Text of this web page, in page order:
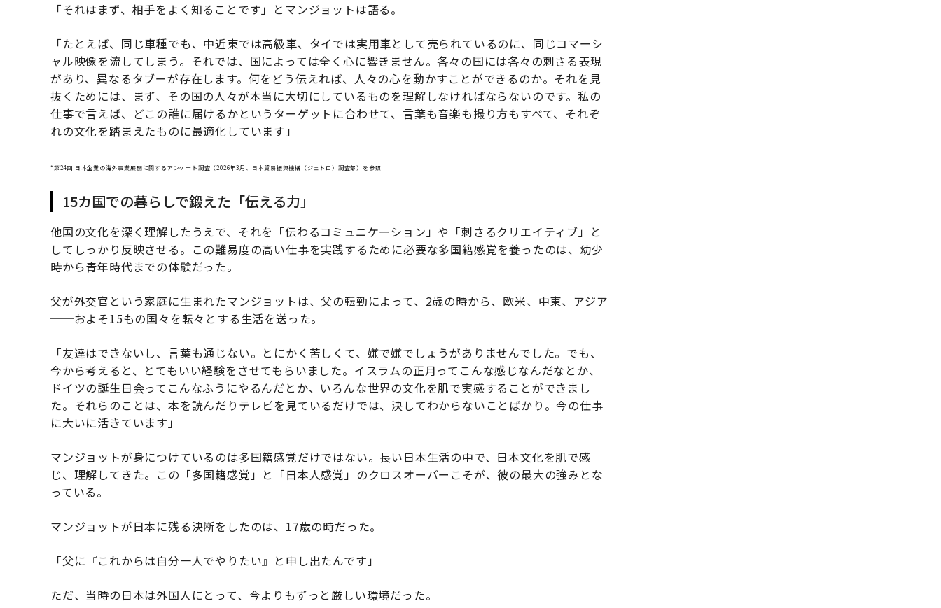
「それはまず、相手をよく知ることです」とマンジョットは語る。
「たとえば、同じ車種でも、中近東では高級車、タイでは実用車として売られているのに、同じコマーシ
ャル映像を流してしまう。それでは、国によっては全く心に響きません。各々の国には各々の刺さる表現
があり、異なるタブーが存在します。何をどう伝えれば、人々の心を動かすことができるのか。それを見
抜くためには、まず、その国の人々が本当に大切にしているものを理解しなければならないのです。私の
仕事で言えば、どこの誰に届けるかというターゲットに合わせて、言葉も音楽も撮り方もすべて、それぞ
れの文化を踏まえたものに最適化しています」
*第24回 日本企業の海外事業展開に関するアンケート調査（2026年3月、日本貿易振興機構（ジェトロ）調査部）を参照
15カ国での暮らしで鍛えた「伝える力」
他国の文化を深く理解したうえで、それを「伝わるコミュニケーション」や「刺さるクリエイティブ」と
してしっかり反映させる。この難易度の高い仕事を実践するために必要な多国籍感覚を養ったのは、幼少
時から青年時代までの体験だった。
父が外交官という家庭に生まれたマンジョットは、父の転勤によって、2歳の時から、欧米、中東、アジア
──およそ15もの国々を転々とする生活を送った。
「友達はできないし、言葉も通じない。とにかく苦しくて、嫌で嫌でしょうがありませんでした。でも、
今から考えると、とてもいい経験をさせてもらいました。イスラムの正月ってこんな感じなんだなとか、
ドイツの誕生日会ってこんなふうにやるんだとか、いろんな世界の文化を肌で実感することができまし
た。それらのことは、本を読んだりテレビを見ているだけでは、決してわからないことばかり。今の仕事
に大いに活きています」
マンジョットが身につけているのは多国籍感覚だけではない。長い日本生活の中で、日本文化を肌で感
じ、理解してきた。この「多国籍感覚」と「日本人感覚」のクロスオーバーこそが、彼の最大の強みとな
っている。
マンジョットが日本に残る決断をしたのは、17歳の時だった。
「父に『これからは自分一人でやりたい』と申し出たんです」
ただ、当時の日本は外国人にとって、今よりもずっと厳しい環境だった。